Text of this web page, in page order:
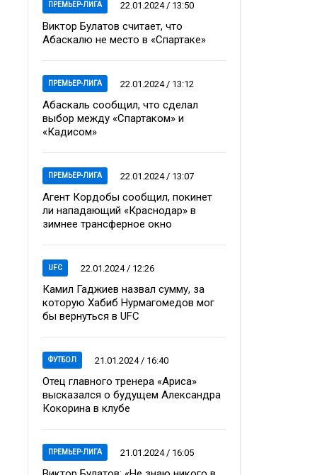
ПРЕМЬЕР-ЛИГА 22.01.2024 / 13:50
Виктор Булатов считает, что
Абаскалю не место в «Спартаке»
ПРЕМЬЕР-ЛИГА 22.01.2024 / 13:12
Абаскаль сообщил, что сделал
выбор между «Спартаком» и
«Кадисом»
ПРЕМЬЕР-ЛИГА 22.01.2024 / 13:07
Агент Кордобы сообщил, покинет
ли нападающий «Краснодар» в
зимнее трансферное окно
UFC 22.01.2024 / 12:26
Камил Гаджиев назвал сумму, за
которую Хабиб Нурмагомедов мог
бы вернуться в UFC
ФУТБОЛ 21.01.2024 / 16:40
Отец главного тренера «Ариса»
высказался о будущем Александра
Кокорина в клубе
ПРЕМЬЕР-ЛИГА 21.01.2024 / 16:05